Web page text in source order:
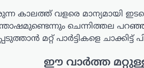
കാലത്ത് വളരെ മാന്യമായി
ചെന്നിത്തല
മറ്റ് പാർട്ടികളെ ചാക്കിട്ട്
ഈ വാർത്ത
വ്യോമസേനയുടെ ശക്തി
നിർണായകമായ
114 റാഫേൽ
വാങ്ങാനുള്ള
നിർമ്മിക്കാൻ ഫ്രാൻസ്